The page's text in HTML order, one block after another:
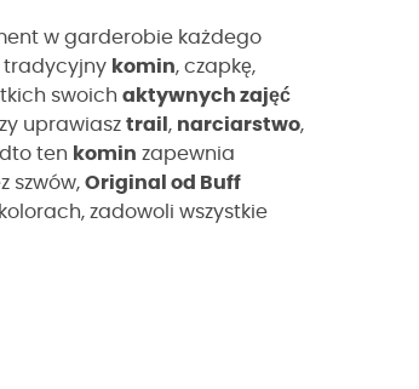
w garderobie każdego
tradycyjny komin, czapkę,
swoich aktywnych zajęć
uprawiasz trail , narciarstwo,
ten komin zapewnia
szwów, Original od Buff
zadowoli wszystkie